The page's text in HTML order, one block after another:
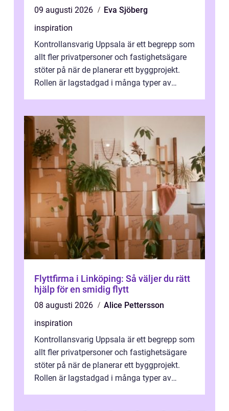
09 augusti 2026
Eva Sjöberg
inspiration
Kontrollansvarig Uppsala är ett begrepp som
allt fler privatpersoner och fastighetsägare
stöter på när de planerar ett byggprojekt.
Rollen är lagstadgad i många typer av
Flyttfirma i Linköping: Så väljer du rätt
hjälp för en smidig flytt
08 augusti 2026
Alice Pettersson
inspiration
Kontrollansvarig Uppsala är ett begrepp som
allt fler privatpersoner och fastighetsägare
stöter på när de planerar ett byggprojekt.
Rollen är lagstadgad i många typer av